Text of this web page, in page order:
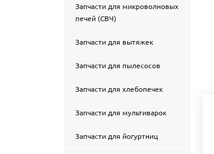
Запчасти для микроволновых
печей (СВЧ)
Запчасти для вытяжек
Запчасти для пылесосов
Запчасти для хлебопечек
Запчасти для мультиварок
Запчасти для йогуртниц